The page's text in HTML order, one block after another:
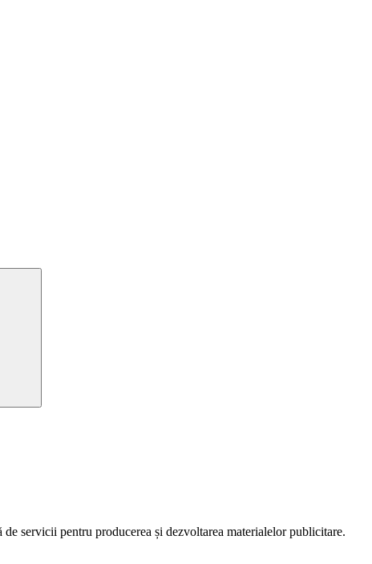
servicii pentru producerea și dezvoltarea materialelor publicitare.